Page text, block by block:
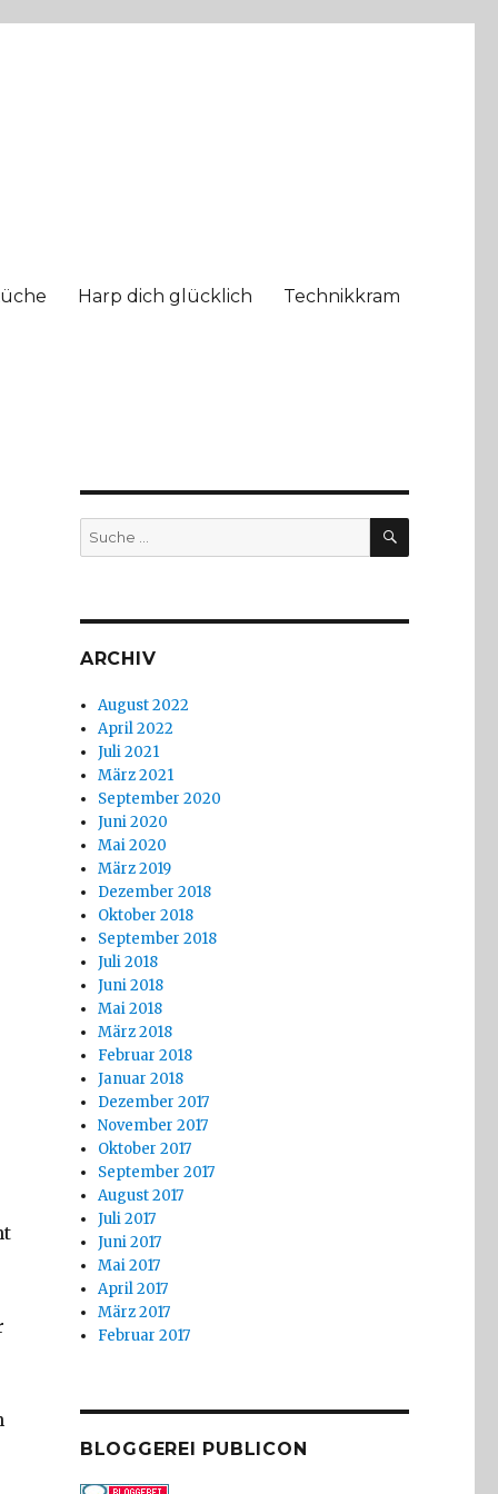
Harp dich glücklich Technikkram
Blindenfußball: Die Radio-HörLights von Montag,
Suche
nach:
SUCHEN
ARCHIV
August 2022
April 2022
Juli 2021
März 2021
September 2020
Juni 2020
Mai 2020
März 2019
Dezember 2018
Oktober 2018
September 2018
Juli 2018
Juni 2018
Mai 2018
März 2018
Februar 2018
Januar 2018
Dezember 2017
November 2017
Oktober 2017
September 2017
August 2017
Juli 2017
Juni 2017
Mai 2017
April 2017
März 2017
Februar 2017
BLOGGEREI PUBLICON